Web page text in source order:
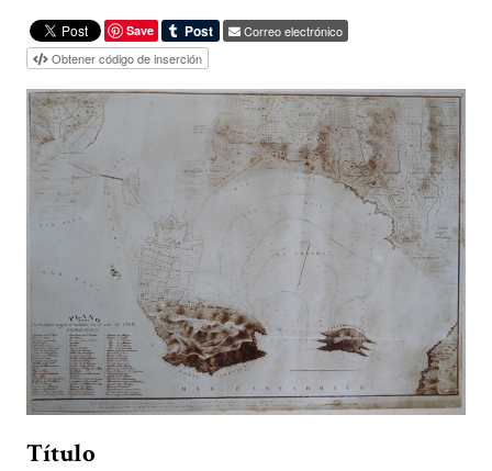
Save
Correo electrónico
Obtener código de inserción
Título